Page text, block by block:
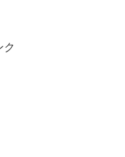
ク